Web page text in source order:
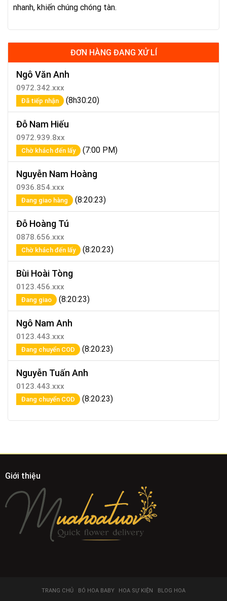
nhanh, khiến chúng chóng tàn.
ĐƠN HÀNG ĐANG XỬ LÍ
Ngô Văn Anh
0972.342.xxx
Đã tiếp nhận (8h30:20)
Đỗ Nam Hiếu
0972.939.8xx
Chờ khách đến lấy (7:00 PM)
Nguyễn Nam Hoàng
0936.854.xxx
Đang giao hàng (8:20:23)
Đỗ Hoàng Tú
0878.656.xxx
Chờ khách đến lấy (8:20:23)
Bùi Hoài Tòng
0123.456.xxx
Đang giao (8:20:23)
Ngô Nam Anh
0123.443.xxx
Đang chuyển COD (8:20:23)
Nguyễn Tuấn Anh
0123.443.xxx
Đang chuyển COD (8:20:23)
Giới thiệu
TRANG CHỦ BÓ HOA BABY HOA SỰ KIỆN BLOG HOA